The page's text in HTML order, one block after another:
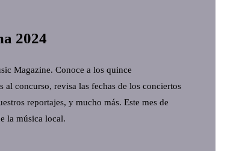
2024
Magazine. Conoce a los quince
al concurso, revisa las fechas de los conciertos
reportajes, y mucho más. Este mes de
la música local.